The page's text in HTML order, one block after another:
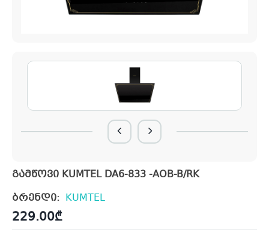
გამწოვი KUMTEL DA6-833 -AOB-B/RK
ბრენდი: KUMTEL
229.00₾